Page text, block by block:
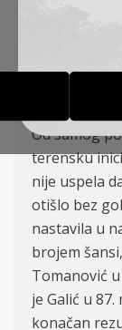
85′),
Bastajić
Od samog
terensku
nije uspela
otišlo bez
nastavila u
brojem
Tomanović
je Galić u
konačan